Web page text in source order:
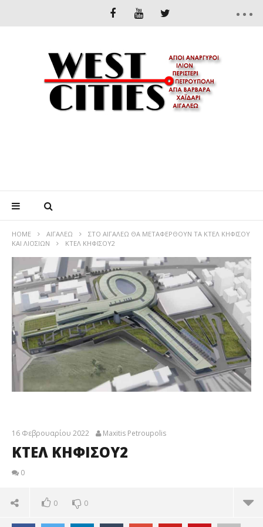
HOME ΑΙΓΆΛΕΩ
ΣΤΟ ΑΙΓΆΛΕΩ ΘΑ ΜΕΤΑΦΕΡΘΟΎΝ ΤΑ ΚΤΕΛ ΚΗΦΙΣΟΎ
ΚΑΙ ΛΙΟΣΊΩΝ
ΚΤΕΛ ΚΗΦΙΣΟΥ2
16 Φεβρουαρίου 2022 Maxitis Petroupolis
ΚΤΕΛ ΚΗΦΙΣΟΥ2
0
0 0